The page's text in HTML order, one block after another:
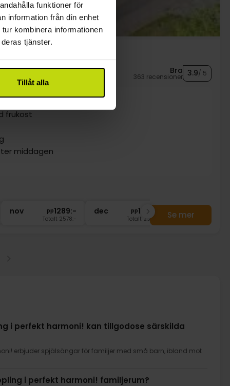
funktioner för
information från din enhet
kombinera informationen
tjänster.
Tillåt alla
Bra
363 recensioner 3.9/ 5
vin
frukost
middagen
nov pp1289:-
Totalt 2578:-
dec pp1289:-
Totalt 2578:- Se mer
i perfekt harmoni! kan tillgodose särskilda
erbjuder spjälsängar för familjer med små barn, ibland mot
i perfekt harmoni! familjerum?